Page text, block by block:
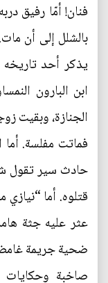
فنان! أمّا رفيق
بالشلل إلى أن
يذكر أحد تاريخه
ابن البارون
الجنازة، وبقيت
فماتت مفلسة.
حادث سير تقول
قتلوه. أما
عثر عليه جثة
ضحية جريمة
صاخبة وحكايات